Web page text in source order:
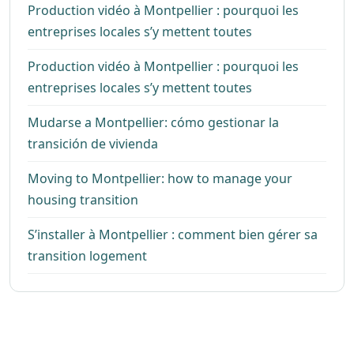
Production vidéo à Montpellier : pourquoi les
entreprises locales s’y mettent toutes
Production vidéo à Montpellier : pourquoi les
entreprises locales s’y mettent toutes
Mudarse a Montpellier: cómo gestionar la
transición de vivienda
Moving to Montpellier: how to manage your
housing transition
S’installer à Montpellier : comment bien gérer sa
transition logement